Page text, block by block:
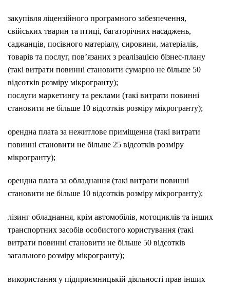
закупівля ліцензійного програмного забезпечення,
свійських тварин та птиці, багаторічних насаджень,
саджанців, посівного матеріалу, сировини, матеріалів,
товарів та послуг, пов’язаних з реалізацією бізнес-плану
(такі витрати повинні становити сумарно не більше 50
відсотків розміру мікрогранту);
послуги маркетингу та реклами (такі витрати повинні
становити не більше 10 відсотків розміру мікрогранту);
орендна плата за нежитлове приміщення (такі витрати
повинні становити не більше 25 відсотків розміру
мікрогранту);
орендна плата за обладнання (такі витрати повинні
становити не більше 10 відсотків розміру мікрогранту);
лізинг обладнання, крім автомобілів, мотоциклів та інших
транспортних засобів особистого користування (такі
витрати повинні становити не більше 50 відсотків
загального розміру мікрогранту);
використання у підприємницькій діяльності прав інших